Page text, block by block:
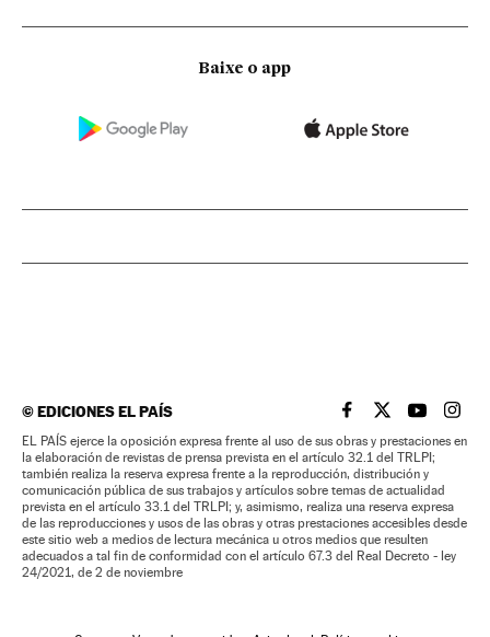
Baixe o app
©EDICIONES EL PAÍS EL PAÍS BRASIL EN
EL PAÍSEL PAÍS
EL
EL PAÍS ejerce la oposición expresa frente al uso de sus obras y prestaciones en
la elaboración de revistas de prensa prevista en el artículo 32.1 del TRLPI;
también realiza la reserva expresa frente a la reproducción, distribución y
comunicación pública de sus trabajos y artículos sobre temas de actualidad
prevista en el artículo 33.1 del TRLPI; y, asimismo, realiza una reserva expresa
de las reproducciones y usos de las obras y otras prestaciones accesibles desde
este sitio web a medios de lectura mecánica u otros medios que resulten
adecuados a tal fin de conformidad con el artículo 67.3 del Real Decreto - ley
24/2021, de 2 de noviembre